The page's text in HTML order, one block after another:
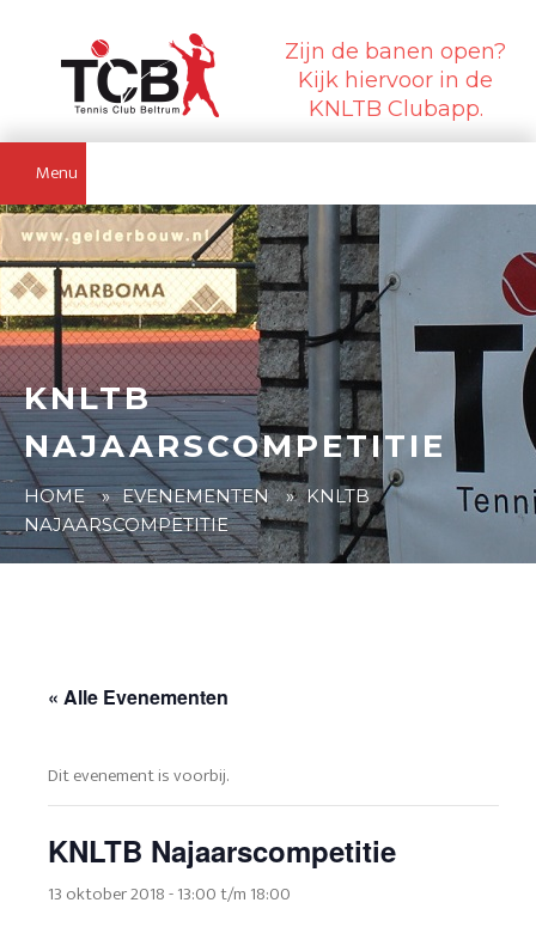
Zijn de banen open?
Kijk hiervoor in de
KNLTB Clubapp.
Menu
HOME » EVENEMENTEN » KNLTB
NAJAARSCOMPETITIE
KNLTB
NAJAARSCOMPETITIE
« Alle Evenementen
Dit evenement is voorbij.
KNLTB Najaarscompetitie
13 oktober 2018 - 13:00t/m 18:00